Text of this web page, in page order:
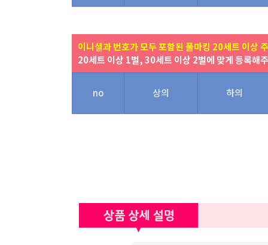
이니셜과 번호가 모두 포함된 풀마킹 20세트 이상
20세트 이상 1벌, 30세트 이상 2벌에 맞게 등록해
no 상의 하의